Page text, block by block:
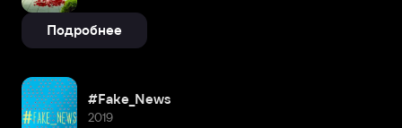
Подробнее
#Fake_News
2019